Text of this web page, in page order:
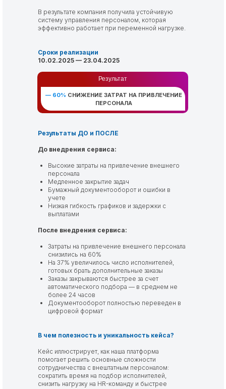
В результате компания получила устойчивую
систему управления персоналом, которая
эффективно работает при переменной нагрузке.
Сроки реализации
10.02.2025 — 23.04.2025
Результаты ДО и ПОСЛЕ
До внедрения сервиса:
Высокие затраты на привлечение внешнего
персонала
Медленное закрытие задач
Бумажный документооборот и ошибки в
учете
Низкая гибкость графиков и задержки с
выплатами
После внедрения сервиса:
Затраты на привлечение внешнего персонала
снизились на 60%
На 37% увеличилось число исполнителей,
готовых брать дополнительные заказы
Заказы закрываются быстрее за счет
автоматического подбора — в среднем не
более 24 часов
Документооборот полностью переведен в
цифровой формат
В чем полезность и уникальность кейса?
Кейс иллюстрирует, как наша платформа
помогает решить основные сложности
сотрудничества с внештатным персоналом:
сократить время на подбор исполнителей,
снизить нагрузку на HR-команду и быстрее
Результат
— 60% СНИЖЕНИЕ ЗАТРАТ НА ПРИВЛЕЧЕНИЕ
ПЕРСОНАЛА